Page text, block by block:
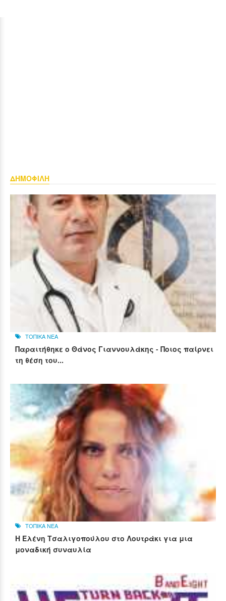
ΔΗΜΟΦΙΛΗ
ΤΟΠΙΚΑ ΝΕΑ
Παραιτήθηκε ο Θάνος Γιαννουλάκης - Ποιος παίρνει
τη θέση του...
ΤΟΠΙΚΑ ΝΕΑ
Η Ελένη Τσαλιγοπούλου στο Λουτράκι για μια
μοναδική συναυλία